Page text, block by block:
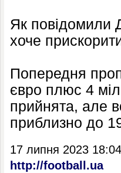
Як повідомили
хоче
Попередня
євро плюс 4
прийнята, але
приблизно до
17 липня 2023 18:04
http://football.ua